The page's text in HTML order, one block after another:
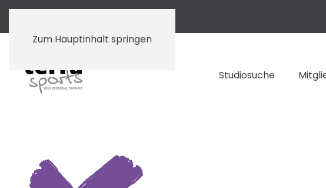
Zum Hauptinhalt springen
Studiosuche